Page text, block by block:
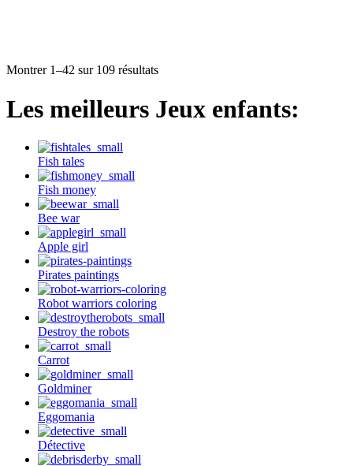
Montrer 1–42 sur 109 résultats
Les meilleurs Jeux enfants:
Fish tales
Fish money
Bee war
Apple girl
Pirates paintings
Robot warriors coloring
Destroy the robots
Carrot
Goldminer
Eggomania
Détective